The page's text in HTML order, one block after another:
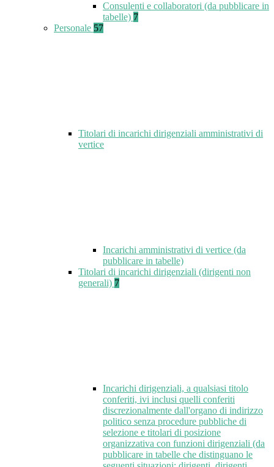
Consulenti e collaboratori (da pubblicare in
tabelle) 7
Personale 57
Titolari di incarichi dirigenziali amministrativi di
vertice
Incarichi amministrativi di vertice (da
pubblicare in tabelle)
Titolari di incarichi dirigenziali (dirigenti non
generali) 7
Incarichi dirigenziali, a qualsiasi titolo
conferiti, ivi inclusi quelli conferiti
discrezionalmente dall'organo di indirizzo
politico senza procedure pubbliche di
selezione e titolari di posizione
organizzativa con funzioni dirigenziali (da
pubblicare in tabelle che distinguano le